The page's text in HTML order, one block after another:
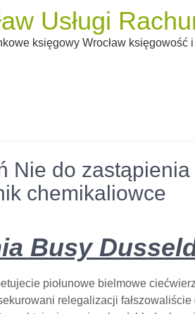
Usługi
księgowy Wrocław
Nie do zastąpienia
chemikaliowce
Busy
piołunowe bielmowe
relegalizacji